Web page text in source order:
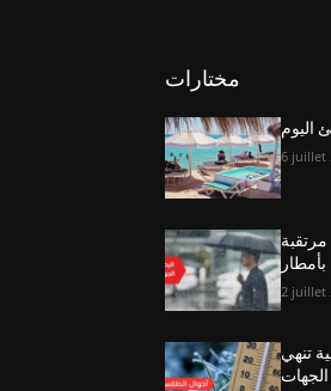
مختارات
اليوم
6 juillet
2 juillet
تنهي